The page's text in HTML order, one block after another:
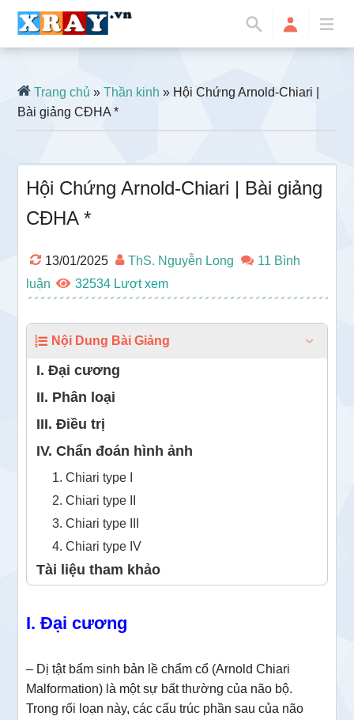
Trang chủ »Thần kinh » Hội Chứng Arnold-Chiari |
Bài giảng CĐHA *
Hội Chứng Arnold-Chiari | Bài giảng
CĐHA *
13/01/2025 ThS. Nguyễn Long
11 Bình
luận
32534
Nội Dung Bài Giảng
I. Đại cương
II. Phân loại
III. Điều trị
IV. Chẩn đoán hình ảnh
1. Chiari type I
2. Chiari type II
3. Chiari type III
4. Chiari type IV
Tài liệu tham khảo
I. Đại cương
– Dị tật bẩm sinh bản lề chẩm cổ (Arnold Chiari
Malformation) là một sự bất thường của não bộ.
Trong rối loạn này, các cấu trúc phần sau của não